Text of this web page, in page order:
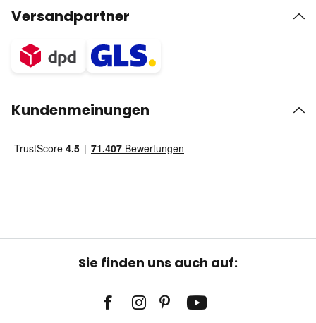
Versandpartner
Kundenmeinungen
Sie finden uns auch auf: